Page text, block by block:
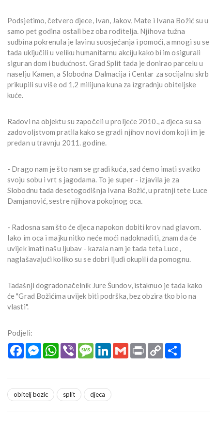
Podsjetimo, četvero djece, Ivan, Jakov, Mate i Ivana Božić su u
samo pet godina ostali bez oba roditelja. Njihova tužna
sudbina pokrenula je lavinu suosjećanja i pomoći, a mnogi su se
tada uključili u veliku humanitarnu akciju kako bi im osigurali
siguran dom i budućnost. Grad Split tada je donirao parcelu u
naselju Kamen, a Slobodna Dalmacija i Centar za socijalnu skrb
prikupili su više od 1,2 milijuna kuna za izgradnju obiteljske
kuće.
Radovi na objektu su započeli u proljeće 2010., a djeca su sa
zadovoljstvom pratila kako se gradi njihov novi dom koji im je
predan u travnju 2011. godine.
- Drago nam je što nam se gradi kuća, sad ćemo imati svatko
svoju sobu i vrt s jagodama. To je super - izjavila je za
Slobodnu tada desetogodišnja Ivana Božić, u pratnji tete Luce
Damjanović, sestre njihova pokojnog oca.
- Radosna sam što će djeca napokon dobiti krov nad glavom.
Iako im oca i majku nitko neće moći nadoknaditi, znam da će
uvijek imati našu ljubav - kazala nam je tada teta Luce,
naglašavajući koliko su se dobri ljudi okupili da pomognu.
Tadašnji dogradonačelnik Jure Šundov, istaknuo je tada kako
će "Grad Božićima uvijek biti podrška, bez obzira tko bio na
vlasti".
Podjeli:
FacebookMessengerWhatsApp
Viber MessageLinkedInGmail Print Copy
Link
obitelj bozic split djeca